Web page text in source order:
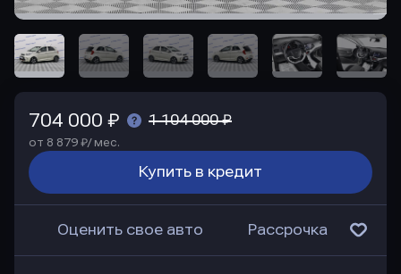
704 000 ₽ 1 104 000 ₽
от 8 879 ₽/ мес.
Купить в кредит
Оценить свое авто Рассрочка